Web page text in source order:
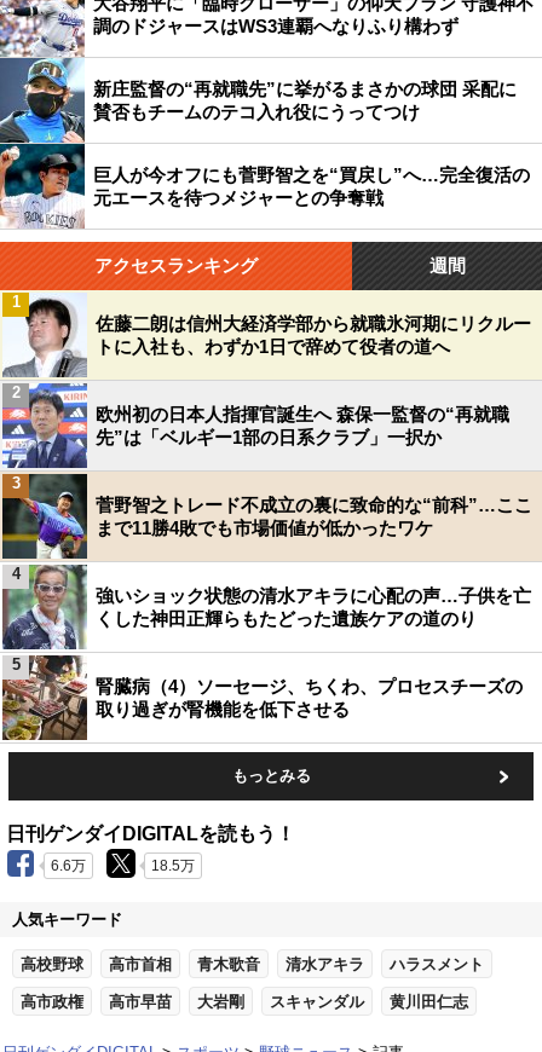
調のドジャースはWS3連覇へなりふり構わず
新庄監督の“再就職先”に挙がるまさかの球団 采配に
賛否もチームのテコ入れ役にうってつけ
巨人が今オフにも菅野智之を“買戻し”へ…完全復活の
元エースを待つメジャーとの争奪戦
アクセスランキング 週間
佐藤二朗は信州大経済学部から就職氷河期にリクルー
トに入社も、わずか1日で辞めて役者の道へ
1
欧州初の日本人指揮官誕生へ 森保一監督の“再就職
先”は「ベルギー1部の日系クラブ」一択か
2
菅野智之トレード不成立の裏に致命的な“前科”…ここ
まで11勝4敗でも市場価値が低かったワケ
3
強いショック状態の清水アキラに心配の声…子供を亡
くした神田正輝らもたどった遺族ケアの道のり
4
腎臓病（4）ソーセージ、ちくわ、プロセスチーズの
取り過ぎが腎機能を低下させる
5
もっとみる
日刊ゲンダイDIGITALを読もう！
6.6万 18.5万
人気キーワード
高校野球 高市首相 青木歌音 清水アキラ ハラスメント
高市政権 高市早苗 大岩剛 スキャンダル 黄川田仁志